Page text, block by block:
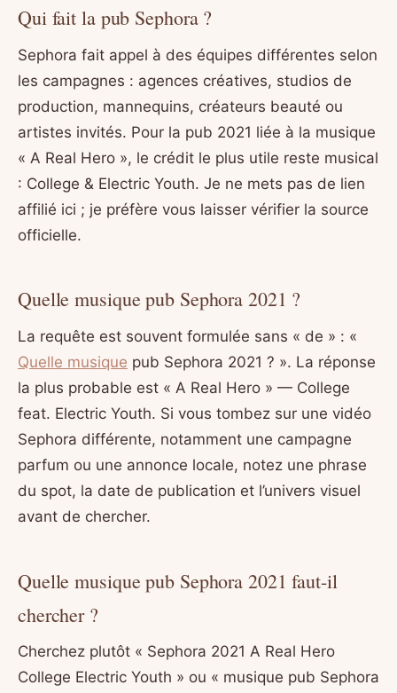
Qui fait la pub Sephora ?
Sephora fait appel à des équipes différentes selon
les campagnes : agences créatives, studios de
production, mannequins, créateurs beauté ou
artistes invités. Pour la pub 2021 liée à la musique
« A Real Hero », le crédit le plus utile reste musical
: College & Electric Youth. Je ne mets pas de lien
affilié ici ; je préfère vous laisser vérifier la source
officielle.
Quelle musique pub Sephora 2021 ?
La requête est souvent formulée sans « de » : «
Quelle musique pub Sephora 2021 ? ». La réponse
la plus probable est « A Real Hero » — College
feat. Electric Youth. Si vous tombez sur une vidéo
Sephora différente, notamment une campagne
parfum ou une annonce locale, notez une phrase
du spot, la date de publication et l’univers visuel
avant de chercher.
Quelle musique pub Sephora 2021 faut-il
chercher ?
Cherchez plutôt « Sephora 2021 A Real Hero
College Electric Youth » ou « musique pub Sephora